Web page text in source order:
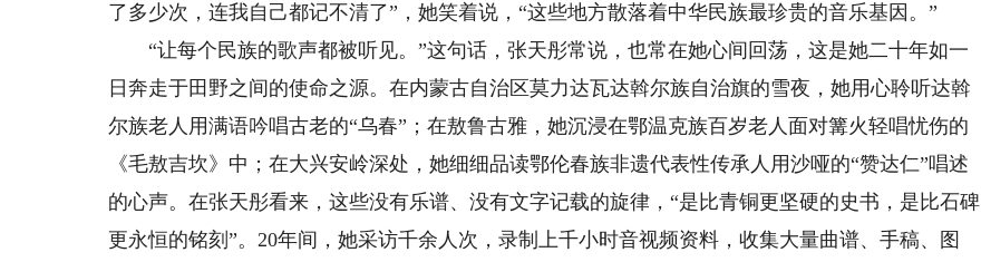
了多少次，连我自己都记不清了”，她笑着说，“这些地方散落着中华民族最珍贵的音乐基因。”
“让每个民族的歌声都被听见。”这句话，张天彤常说，也常在她心间回荡，这是她二十年如一
日奔走于田野之间的使命之源。在内蒙古自治区莫力达瓦达斡尔族自治旗的雪夜，她用心聆听达斡
尔族老人用满语吟唱古老的“乌春”；在敖鲁古雅，她沉浸在鄂温克族百岁老人面对篝火轻唱忧伤的
《毛敖吉坎》中；在大兴安岭深处，她细细品读鄂伦春族非遗代表性传承人用沙哑的“赞达仁”唱述
的心声。在张天彤看来，这些没有乐谱、没有文字记载的旋律，“是比青铜更坚硬的史书，是比石碑
更永恒的铭刻”。20年间，她采访千余人次，录制上千小时音视频资料，收集大量曲谱、手稿、图